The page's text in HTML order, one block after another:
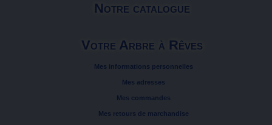
Notre catalogue
Votre Arbre à Rêves
Mes informations personnelles
Mes adresses
Mes commandes
Mes retours de marchandise